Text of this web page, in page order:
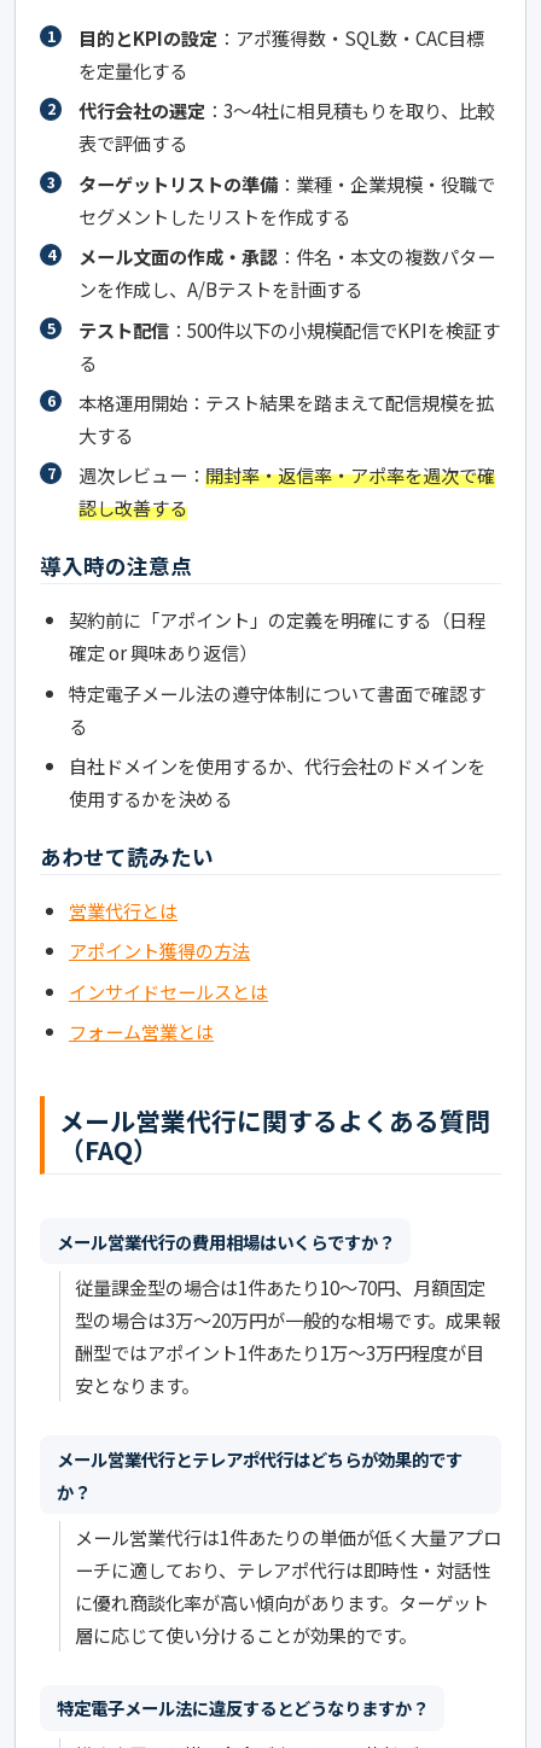
目的とKPIの設定 ：アポ獲得数・SQL数・CAC目標
を定量化する
代行会社の選定 ：3〜4社に相見積もりを取り、比較
表で評価する
ターゲットリストの準備 ：業種・企業規模・役職で
セグメントしたリストを作成する
メール文面の作成・承認 ：件名・本文の複数パター
ンを作成し、A/Bテストを計画する
テスト配信 ：500件以下の小規模配信でKPIを検証す
る
本格運用開始：テスト結果を踏まえて配信規模を拡
大する
週次レビュー： 開封率・返信率・アポ率を週次で確
認し改善する
導入時の注意点
契約前に「アポイント」の定義を明確にする（日程
確定 or 興味あり返信）
特定電子メール法の遵守体制について書面で確認す
る
自社ドメインを使用するか、代行会社のドメインを
使用するかを決める
あわせて読みたい
営業代行とは
アポイント獲得の方法
インサイドセールスとは
フォーム営業とは
メール営業代行に関するよくある質問
（FAQ）
メール営業代行の費用相場はいくらですか？
従量課金型の場合は1件あたり10〜70円、月額固定
型の場合は3万〜20万円が一般的な相場です。成果報
酬型ではアポイント1件あたり1万〜3万円程度が目
安となります。
メール営業代行とテレアポ代行はどちらが効果的です
か？
メール営業代行は1件あたりの単価が低く大量アプロ
ーチに適しており、テレアポ代行は即時性・対話性
に優れ商談化率が高い傾向があります。ターゲット
層に応じて使い分けることが効果的です。
特定電子メール法に違反するとどうなりますか？